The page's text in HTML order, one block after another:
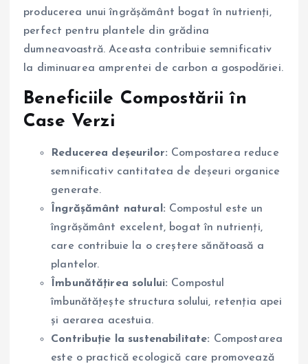
producerea unui îngrășământ bogat în nutrienți,
perfect pentru plantele din grădina
dumneavoastră. Aceasta contribuie semnificativ
la diminuarea amprentei de carbon a gospodăriei.
Beneficiile Compostării în
Case Verzi
Reducerea deșeurilor: Compostarea reduce
semnificativ cantitatea de deșeuri organice
generate.
Îngrășământ natural: Compostul este un
îngrășământ excelent, bogat în nutrienți,
care contribuie la o creștere sănătoasă a
plantelor.
Îmbunătățirea solului: Compostul
îmbunătățește structura solului, retenția apei
și aerarea acestuia.
Contribuție la sustenabilitate: Compostarea
este o practică ecologică care promovează